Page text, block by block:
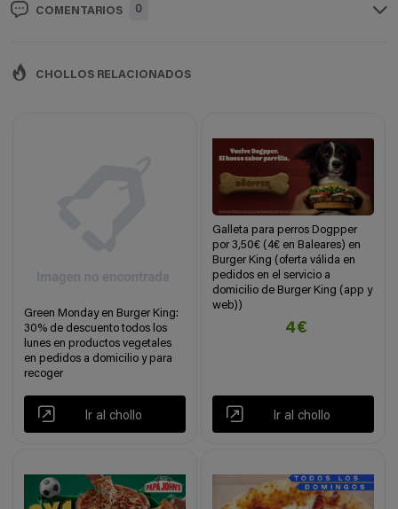
COMENTARIOS 0
CHOLLOS RELACIONADOS
Green Monday en Burger King:
30% de descuento todos los
lunes en productos vegetales
en pedidos a domicilio y para
recoger
Ir al chollo
Galleta para perros Dogpper
por 3,50€ (4€ en Baleares) en
Burger King (oferta válida en
pedidos en el servicio a
domicilio de Burger King (app y
web))
4€
Ir al chollo